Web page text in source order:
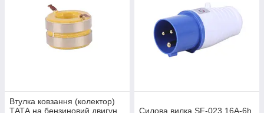
Втулка ковзання (колектор)
ТАТА на бензиновий двигун
Силова вилка SF-023 16A-6h